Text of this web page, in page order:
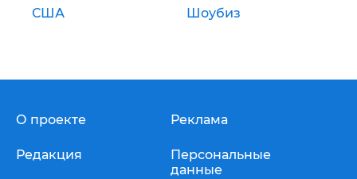
США Шоубиз
О проекте
Редакция
Реклама
Персональные
данные